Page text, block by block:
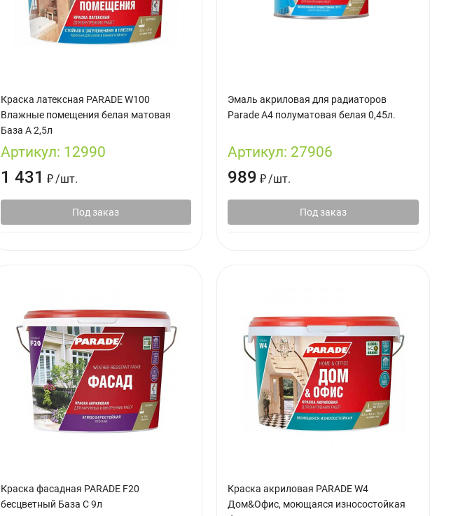
Краска латексная PARADE W100
Влажные помещения белая матовая
База А 2,5л
Артикул: 12990
1 431 ₽/шт.
Под заказ
Эмаль акриловая для радиаторов
Parade А4 полуматовая белая 0,45л.
Артикул: 27906
989 ₽/шт.
Под заказ
Краска фасадная PARADE F20
бесцветный База С 9л
Краска акриловая PARADE W4
Дом&Офис, моющаяся износостойкая